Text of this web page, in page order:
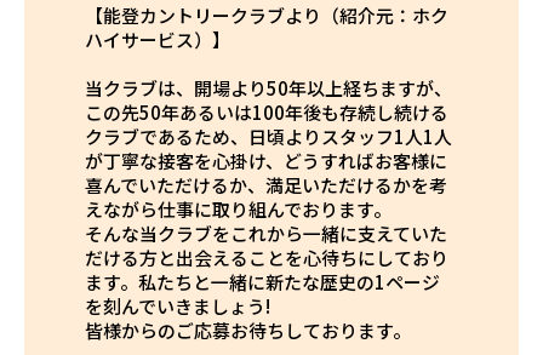
【能登カントリークラブより（紹介元：ホク
ハイサービス）】
当クラブは、開場より50年以上経ちますが、
この先50年あるいは100年後も存続し続ける
クラブであるため、日頃よりスタッフ1人1人
が丁寧な接客を心掛け、どうすればお客様に
喜んでいただけるか、満足いただけるかを考
えながら仕事に取り組んでおります。
そんな当クラブをこれから一緒に支えていた
だける方と出会えることを心待ちにしており
ます。私たちと一緒に新たな歴史の1ページ
を刻んでいきましょう!
皆様からのご応募お待ちしております。